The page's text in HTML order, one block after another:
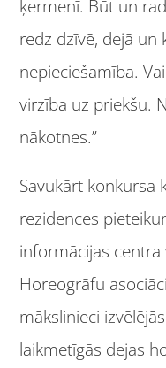
ķermenī. Būt un
redz dzīvē, dejā un
nepieciešamība.
virzība uz priekšu.
nākotnes.”
Savukārt konkursa
rezidences
informācijas
Horeogrāfu
mākslinieci
laikmetīgās dejas